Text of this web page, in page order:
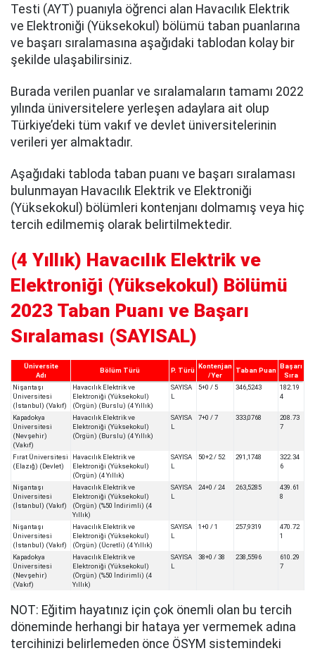
Testi (AYT) puanıyla öğrenci alan Havacılık Elektrik
ve Elektroniği (Yüksekokul) bölümü taban puanlarına
ve başarı sıralamasına aşağıdaki tablodan kolay bir
şekilde ulaşabilirsiniz.
Burada verilen puanlar ve sıralamaların tamamı 2022
yılında üniversitelere yerleşen adaylara ait olup
Türkiye’deki tüm vakıf ve devlet üniversitelerinin
verileri yer almaktadır.
Aşağıdaki tabloda taban puanı ve başarı sıralaması
bulunmayan Havacılık Elektrik ve Elektroniği
(Yüksekokul) bölümleri kontenjanı dolmamış veya hiç
tercih edilmemiş olarak belirtilmektedir.
(4 Yıllık) Havacılık Elektrik ve
Elektroniği (Yüksekokul) Bölümü
2023 Taban Puanı ve Başarı
Sıralaması (SAYISAL)
Üniversite
Adı
Bölüm Türü P. Türü
Kontenjan
/Yer
Taban Puan
Başarı
Sıra
Nişantaşı
Üniversitesi
(İstanbul) (Vakıf)
Havacılık Elektrik ve
Elektroniği (Yüksekokul)
(Örgün) (Burslu) (4 Yıllık)
SAYISA
L
5+0 / 5 346,5243
182.19
4
Kapadokya
Üniversitesi
(Nevşehir)
(Vakıf)
Havacılık Elektrik ve
Elektroniği (Yüksekokul)
(Örgün) (Burslu) (4 Yıllık)
SAYISA
L
7+0 / 7 333,0768
208.73
7
Fırat Üniversitesi
(Elazığ) (Devlet)
Havacılık Elektrik ve
Elektroniği (Yüksekokul)
(Örgün) (4 Yıllık)
SAYISA
L
50+2 / 52 291,1748
322.34
6
Nişantaşı
Üniversitesi
(İstanbul) (Vakıf)
Havacılık Elektrik ve
Elektroniği (Yüksekokul)
(Örgün) (%50 İndirimli) (4
Yıllık)
SAYISA
L
24+0 / 24 263,5285
439.61
8
Nişantaşı
Üniversitesi
(İstanbul) (Vakıf)
Havacılık Elektrik ve
Elektroniği (Yüksekokul)
(Örgün) (Ücretli) (4 Yıllık)
SAYISA
L
1+0 / 1 257,9319
470.72
1
Kapadokya
Üniversitesi
(Nevşehir)
(Vakıf)
Havacılık Elektrik ve
Elektroniği (Yüksekokul)
(Örgün) (%50 İndirimli) (4
Yıllık)
SAYISA
L
38+0 / 38 238,5596
610.29
7
NOT: Eğitim hayatınız için çok önemli olan bu tercih
döneminde herhangi bir hataya yer vermemek adına
tercihinizi belirlemeden önce ÖSYM sistemindeki